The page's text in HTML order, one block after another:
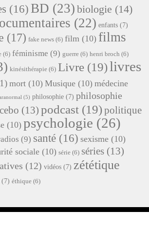
(16) BD (23) biologie (14)
(22) enfants (7)
(17) fake news (6) film (10) films
(6) féminisme (9) guerre (6) henri broch (6)
kinésithérapie (6) Livre (19)livres
mort (10) Musique (10) médecine
(5) philosophie (7) philosophie
(13) podcast (19)politique
(10) psychologie (26)
(9) santé (16) sexisme (10)
sociale (10) série (6) séries (13)
(12) vidéos (7) zététique
(7) éthique (6)